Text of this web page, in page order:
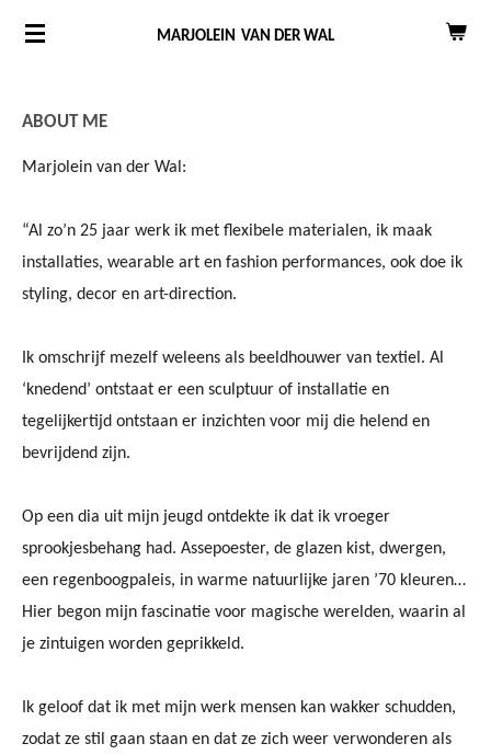
Ga
de
MARJOLEIN VAN DER WAL
ABOUT ME
Marjolein van der Wal:
“Al zo’n 25 jaar werk ik met flexibele materialen, ik maak
installaties, wearable art en fashion performances, ook doe ik
styling, decor en art-direction.
Ik omschrijf mezelf weleens als beeldhouwer van textiel. Al
‘knedend’ ontstaat er een sculptuur of installatie en
tegelijkertijd ontstaan er inzichten voor mij die helend en
bevrijdend zijn.
Op een dia uit mijn jeugd ontdekte ik dat ik vroeger
sprookjesbehang had. Assepoester, de glazen kist, dwergen,
een regenboogpaleis, in warme natuurlijke jaren ’70 kleuren…
Hier begon mijn fascinatie voor magische werelden, waarin al
je zintuigen worden geprikkeld.
Ik geloof dat ik met mijn werk mensen kan wakker schudden,
zodat ze stil gaan staan en dat ze zich weer verwonderen als